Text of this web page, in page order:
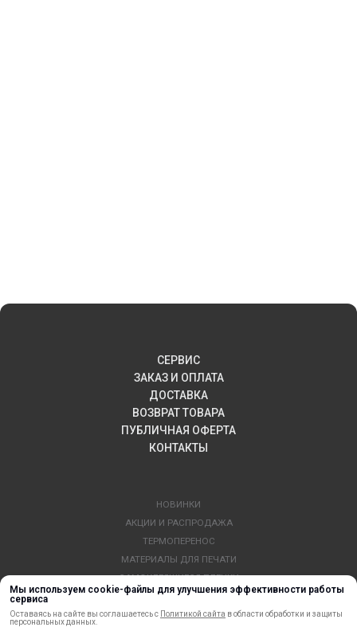
Мы используем cookie-файлы для улучшения эффективности работы
сервиса
Оставаясь на сайте вы соглашаетесь с Политикой сайта в области обработки и защиты
персональных данных.
СЕРВИС
ЗАКАЗ И ОПЛАТА
ДОСТАВКА
ВОЗВРАТ ТОВАРА
ПУБЛИЧНАЯ ОФЕРТА
КОНТАКТЫ
НОВИНКИ
АКЦИИ И РАСПРОДАЖА
ТЕРМОПЕРЕНОС
МАТЕРИАЛЫ ДЛЯ ПЕЧАТИ
САМОКЛЕЯЩИЕСЯ ПЛЕНКИ
ЛИСТОВЫЕ МАТЕРИАЛЫ
СТЕРЖНИ И ТРУБЫ ИЗ АКРИЛА